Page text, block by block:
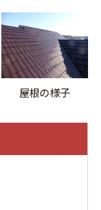
屋根の様子